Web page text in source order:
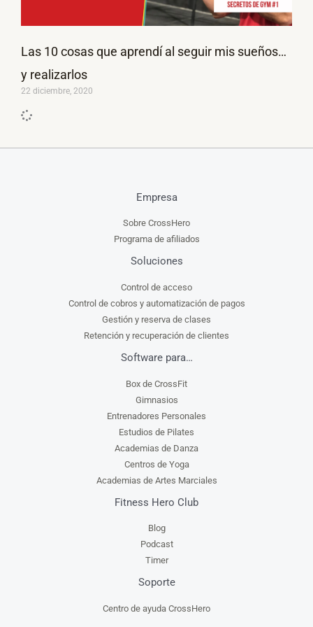
Las 10 cosas que aprendí al seguir mis sueños…
y realizarlos
22 diciembre, 2020
Empresa
Sobre CrossHero
Programa de afiliados
Soluciones
Control de acceso
Control de cobros y automatización de pagos
Gestión y reserva de clases
Retención y recuperación de clientes
Software para…
Box de CrossFit
Gimnasios
Entrenadores Personales
Estudios de Pilates
Academias de Danza
Centros de Yoga
Academias de Artes Marciales
Fitness Hero Club
Blog
Podcast
Timer
Soporte
Centro de ayuda CrossHero